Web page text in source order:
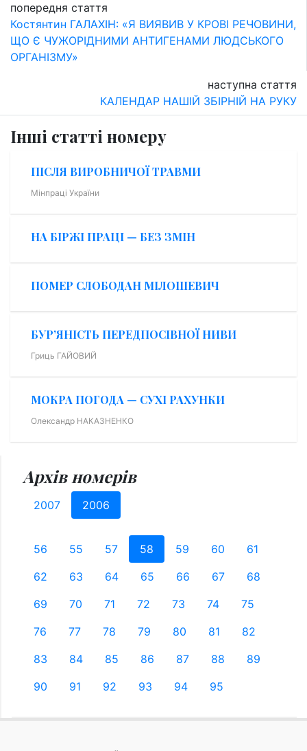
попередня стаття
Костянтин ГАЛАХІН: «Я ВИЯВИВ У КРОВІ РЕЧОВИНИ,
ЩО Є ЧУЖОРІДНИМИ АНТИГЕНАМИ ЛЮДСЬКОГО
ОРГАНІЗМУ»
наступна стаття
КАЛЕНДАР НАШІЙ ЗБІРНІЙ НА РУКУ
Інші статті номеру
ПІСЛЯ ВИРОБНИЧОЇ ТРАВМИ
Мінпраці України
НА БІРЖІ ПРАЦІ — БЕЗ ЗМІН
ПОМЕР СЛОБОДАН МІЛОШЕВИЧ
БУР’ЯНІСТЬ ПЕРЕДПОСІВНОЇ НИВИ
Гриць ГАЙОВИЙ
МОКРА ПОГОДА — СУХІ РАХУНКИ
Олександр НАКАЗНЕНКО
Архів номерів
2007 2006
56 55 57 58 59 60
61
62
63 64 65 66 67
68
69
70 71 72 73 74
75
76
77 78 79 80 81
82
83
84 85 86 87 88
89
90
91 92 93 94 95